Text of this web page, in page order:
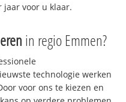
jaar voor u klaar.
in regio Emmen?
technologie werken
voor ons te kiezen en